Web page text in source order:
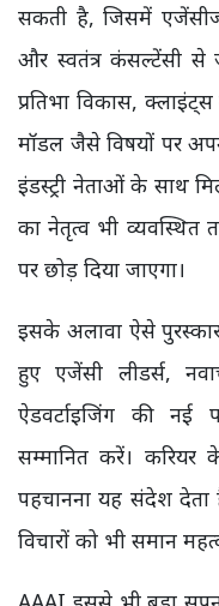
सकती है, जिसमें
और स्वतंत्र कंसल्टेंसी से
प्रतिभा विकास,
मॉडल जैसे विषयों पर
इंडस्ट्री नेताओं के साथ
का नेतृत्व भी व्यवस्थित
पर छोड़ दिया जाएगा।
इसके अलावा ऐसे
हुए एजेंसी लीडर्स,
ऐडवर्टाइजिंग की नई
सम्मानित करें।
पहचानना यह संदेश
विचारों को भी समान